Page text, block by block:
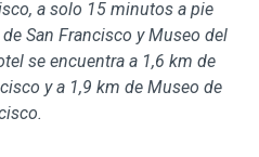
a solo 15 minutos a pie
San Francisco y Museo del
se encuentra a 1,6 km de
y a 1,9 km de Museo de